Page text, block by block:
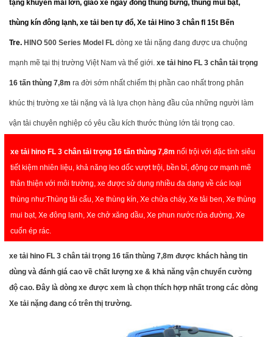
tặng khuyến mãi lớn, giao xe ngay đóng thùng bửng, thùng mui bạt,
thùng kín đông lạnh, xe tải ben tự đổ, Xe tải Hino 3 chân fl 15t Bến
Tre. HINO 500 Series Model FL dòng xe tải nặng đang được ưa chuộng
mạnh mẽ tại thị trường Việt Nam và thế giới. xe tải hino FL 3 chân tải trọng
16 tấn thùng 7,8m ra đời sớm nhất chiếm thị phần cao nhất trong phân
khúc thị trường xe tải nặng và là lựa chọn hàng đầu của những người làm
vận tải chuyên nghiệp có yêu cầu kích thước thùng lớn tải trọng cao.
xe tải hino FL 3 chân tải trọng 16 tấn thùng 7,8m nổi trội với đặc tính siêu
tiết kiệm nhiên liệu, khả năng leo dốc vượt trội, bền bỉ, động cơ mạnh mẽ
thân thiện với môi trường, xe được sử dụng nhiều đa dạng về các loại
thùng như:Thùng tải cẩu, Xe thùng kín, Xe chửa cháy, Xe tải ben, Xe thùng
mui bạt, Xe đông lạnh, Xe chở xăng dầu, Xe phun nước rửa đường, Xe
cuốn ép rác.
xe tải hino FL 3 chân tải trọng 16 tấn thùng 7,8m được khách hàng tin
dùng và đánh giá cao về chất lượng xe & khả năng vận chuyển cường
độ cao. Đây là dòng xe được xem là chọn thích hợp nhất trong các dòng
Xe tải nặng đang có trên thị trường.